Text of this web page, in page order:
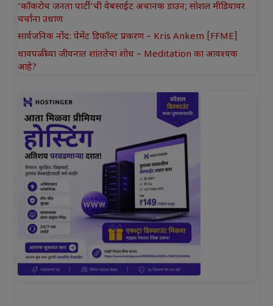
‘कॉकरोच जनता पार्टी’ची वेबसाईट अचानक डाउन; सोशल मीडियावर
चर्चांना उधाण
सार्वजनिक नोंद: पेमेंट डिफॉल्ट प्रकरण – Kris Ankem [FFME]
धावपळीच्या जीवनात शांततेचा शोध – Meditation का आवश्यक
आहे?